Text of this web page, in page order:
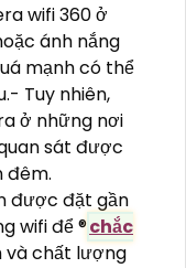
wifi 360 ở
ánh nắng
mạnh có thể
Tuy nhiên,
ở những nơi
sát được
đêm.
được đặt gần
wifi để ®️chắc
và chất lượng